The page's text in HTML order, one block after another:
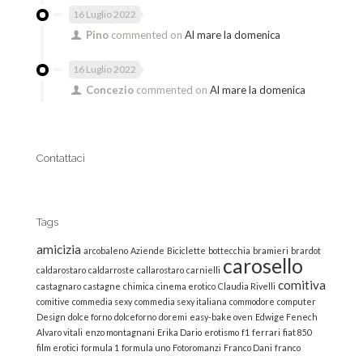
16 Luglio 2022
Pino commented onAl mare la domenica
16 Luglio 2022
Concezio commented onAl mare la domenica
Contattaci
Tags
amicizia arcobaleno Aziende Biciclette bottecchia bramieri brardot
caldarostaro caldarroste callarostaro carnielli carosello
castagnaro castagne chimica cinema erotico Claudia Rivelli comitiva
comitive commedia sexy commedia sexy italiana commodore computer
Design dolce forno dolceforno doremi easy-bake oven Edwige Fenech
Alvaro vitali enzo montagnani Erika Dario erotismo f1 ferrari fiat 850
film erotici formula 1 formula uno Fotoromanzi Franco Dani franco